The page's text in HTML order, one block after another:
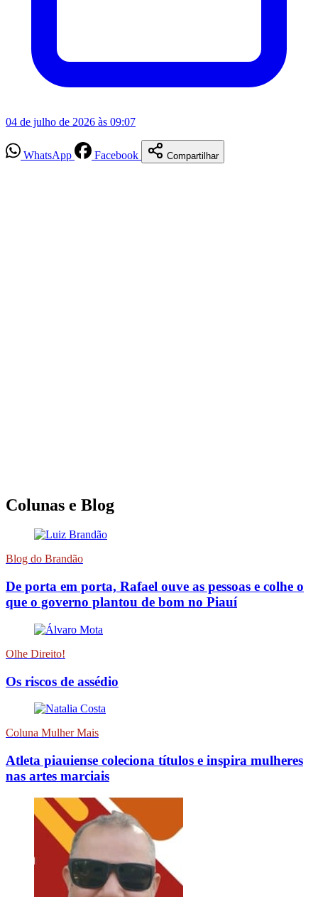
04 de julho de 2026 às 09:07
WhatsApp Facebook Compartilhar
Colunas e Blog
Blog do Brandão
De porta em porta, Rafael ouve as pessoas e colhe o
que o governo plantou de bom no Piauí
Olhe Direito!
Os riscos de assédio
Coluna Mulher Mais
Atleta piauiense coleciona títulos e inspira mulheres
nas artes marciais